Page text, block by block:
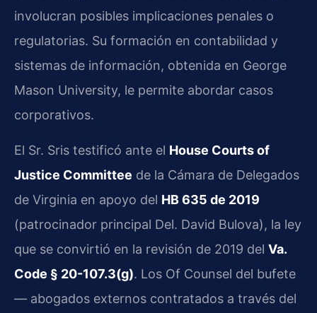
involucran posibles implicaciones penales o
regulatorias. Su formación en contabilidad y
sistemas de información, obtenida en George
Mason University, le permite abordar casos
corporativos.
El Sr. Sris testificó ante el House Courts of
Justice Committee de la Cámara de Delegados
de Virginia en apoyo del HB 635 de 2019
(patrocinador principal Del. David Bulova), la ley
que se convirtió en la revisión de 2019 del Va.
Code § 20-107.3(g). Los Of Counsel del bufete
— abogados externos contratados a través del